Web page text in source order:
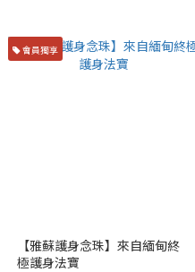
會員獨享
【雅蘇護身念珠】來自緬甸終
極護身法寶